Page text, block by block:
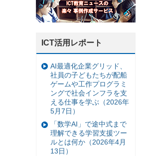
ICT活用レポート
AI最適化企業グリッド、
社員の子どもたちが配船
ゲームや工作プログラミ
ングで社会インフラを支
える仕事を学ぶ（2026年
5月7日）
「数学AI」で途中式まで
理解できる学習支援ツー
ルとは何か（2026年4月
13日）